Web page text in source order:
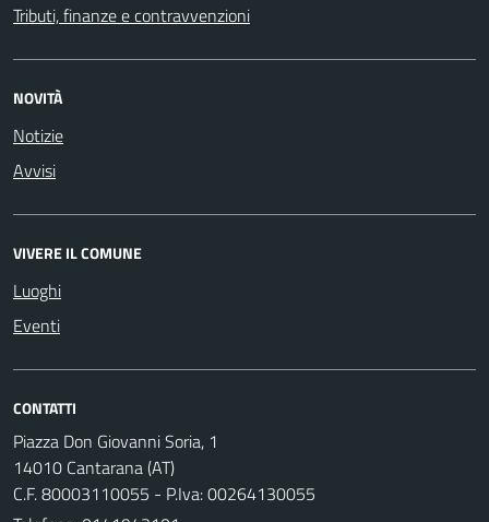
Tributi, finanze e contravvenzioni
NOVITÀ
Notizie
Avvisi
VIVERE IL COMUNE
Luoghi
Eventi
CONTATTI
Piazza Don Giovanni Soria, 1
14010 Cantarana (AT)
C.F. 80003110055 - P.Iva: 00264130055